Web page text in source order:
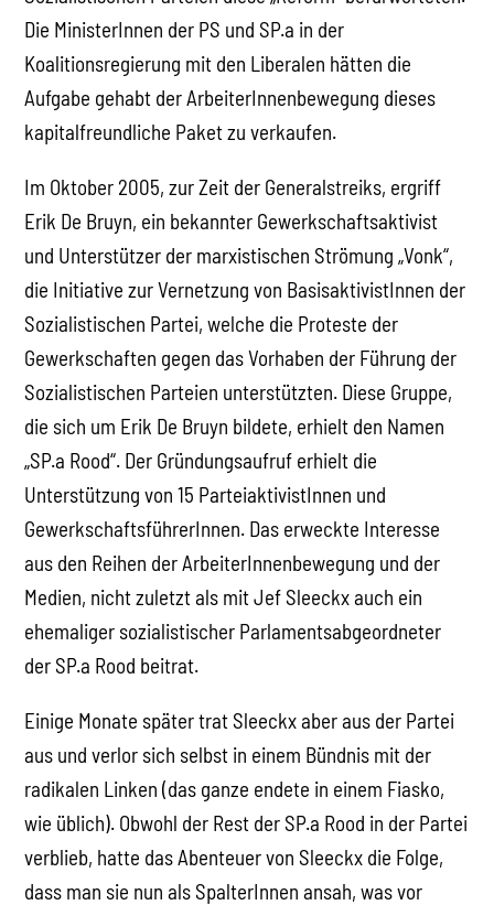
Die MinisterInnen der PS und SP.a in der
Koalitionsregierung mit den Liberalen hätten die
Aufgabe gehabt der ArbeiterInnenbewegung dieses
kapitalfreundliche Paket zu verkaufen.
Im Oktober 2005, zur Zeit der Generalstreiks, ergriff
Erik De Bruyn, ein bekannter Gewerkschaftsaktivist
und Unterstützer der marxistischen Strömung „Vonk“,
die Initiative zur Vernetzung von BasisaktivistInnen der
Sozialistischen Partei, welche die Proteste der
Gewerkschaften gegen das Vorhaben der Führung der
Sozialistischen Parteien unterstützten. Diese Gruppe,
die sich um Erik De Bruyn bildete, erhielt den Namen
„SP.a Rood“. Der Gründungsaufruf erhielt die
Unterstützung von 15 ParteiaktivistInnen und
GewerkschaftsführerInnen. Das erweckte Interesse
aus den Reihen der ArbeiterInnenbewegung und der
Medien, nicht zuletzt als mit Jef Sleeckx auch ein
ehemaliger sozialistischer Parlamentsabgeordneter
der SP.a Rood beitrat.
Einige Monate später trat Sleeckx aber aus der Partei
aus und verlor sich selbst in einem Bündnis mit der
radikalen Linken (das ganze endete in einem Fiasko,
wie üblich). Obwohl der Rest der SP.a Rood in der Partei
verblieb, hatte das Abenteuer von Sleeckx die Folge,
dass man sie nun als SpalterInnen ansah, was vor